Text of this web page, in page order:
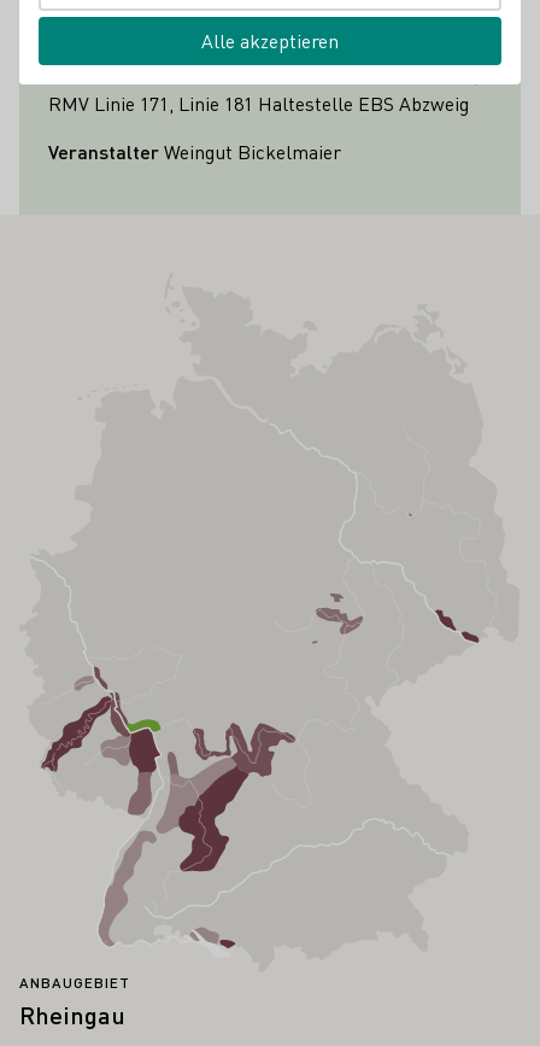
5
RMV Linie 171, Linie 181 Haltestelle EBS Abzweig
VeranstalterWeingut Bickelmaier
ANBAUGEBIET
Rheingau
Alle akzeptieren